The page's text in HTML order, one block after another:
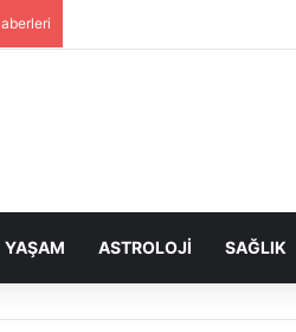
YAŞAM ASTROLOJI SAĞLIK